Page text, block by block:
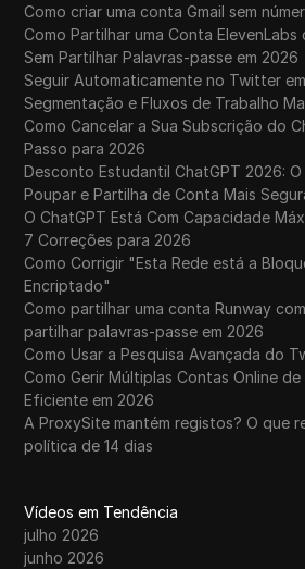
Como criar uma conta Gmail sem
Como Partilhar uma Conta ElevenLabs
Sem Partilhar Palavras-passe em 2026
Seguir Automaticamente no Twitter
Segmentação e Fluxos de Trabalho
Como Cancelar a Sua Subscrição do
Passo para 2026
Desconto Estudantil ChatGPT 2026:
Poupar e Partilha de Conta Mais
O ChatGPT Está Com Capacidade
7 Correções para 2026
Como Corrigir "Esta Rede está a
Encriptado"
Como partilhar uma conta Runway
partilhar palavras-passe em 2026
Como Usar a Pesquisa Avançada do
Como Gerir Múltiplas Contas Online de
Eficiente em 2026
A ProxySite mantém registos? O que
política de 14 dias
Vídeos em Tendência
julho 2026
junho 2026